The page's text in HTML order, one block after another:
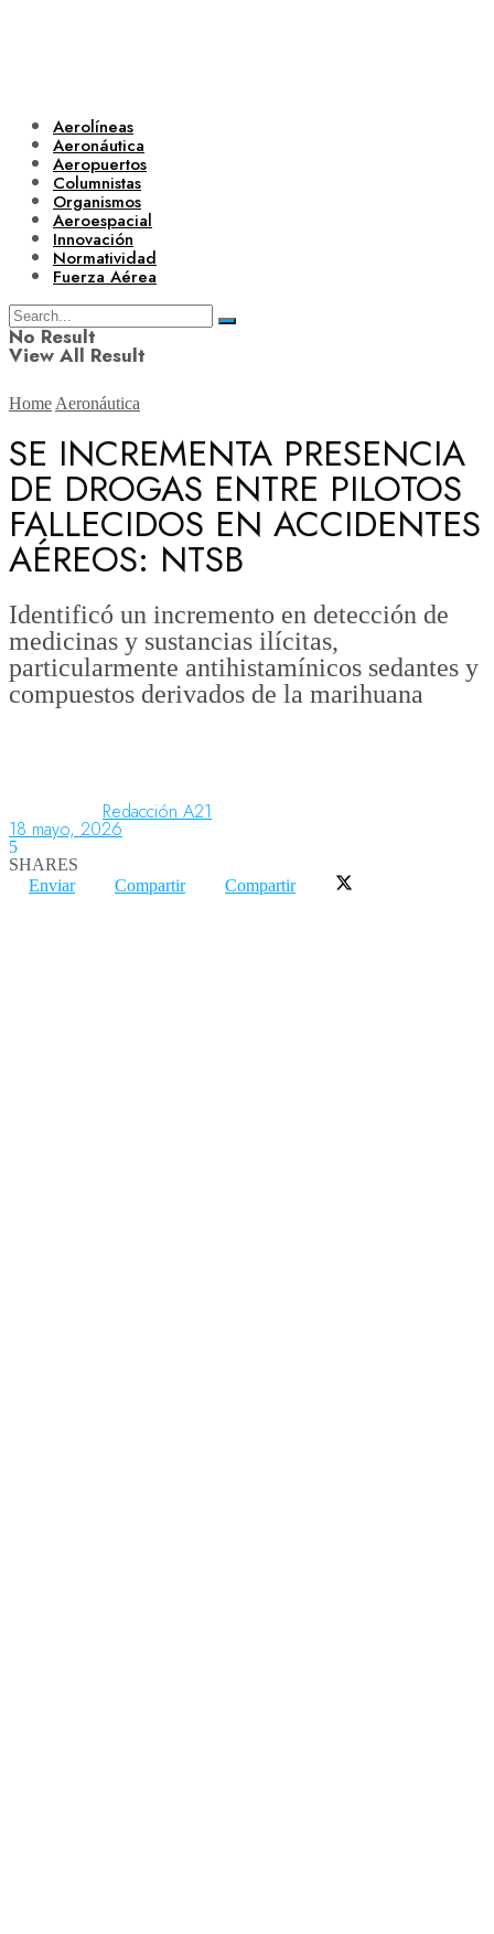
Aerolíneas
Aeronáutica
Aeropuertos
Columnistas
Organismos
Aeroespacial
Innovación
Normatividad
Fuerza Aérea
No Result
View All Result
Aerolíneas
Aeronáutica
Aeropuertos
Organismos
Aeroespacial
Home Aeronáutica
SE INCREMENTA PRESENCIA
DE DROGAS ENTRE PILOTOS
FALLECIDOS EN ACCIDENTES
AÉREOS: NTSB
Identificó un incremento en detección de
medicinas y sustancias ilícitas,
particularmente antihistamínicos sedantes y
compuestos derivados de la marihuana
Redacción A21
18 mayo, 2026
5
SHARES
Enviar
Compartir Compartir